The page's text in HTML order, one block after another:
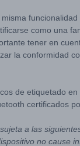
como una
tener en
la conformidad
de etiquetado
certificados
a las
no cause